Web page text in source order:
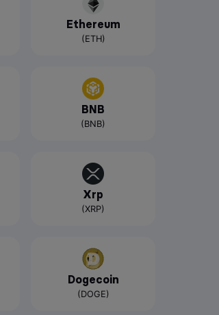
Ethereum
(ETH)
BNB
(BNB)
Xrp
(XRP)
Dogecoin
(DOGE)